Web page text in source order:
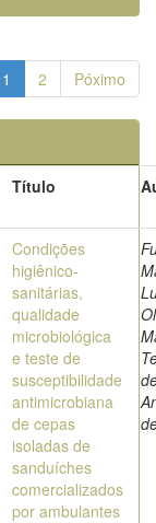
1 2 Póximo
Título
Condições
higiênico-
sanitárias,
qualidade
microbiológica
e teste de
susceptibilidade
antimicrobiana
de cepas
isoladas de
sanduíches
comercializados
por ambulantes